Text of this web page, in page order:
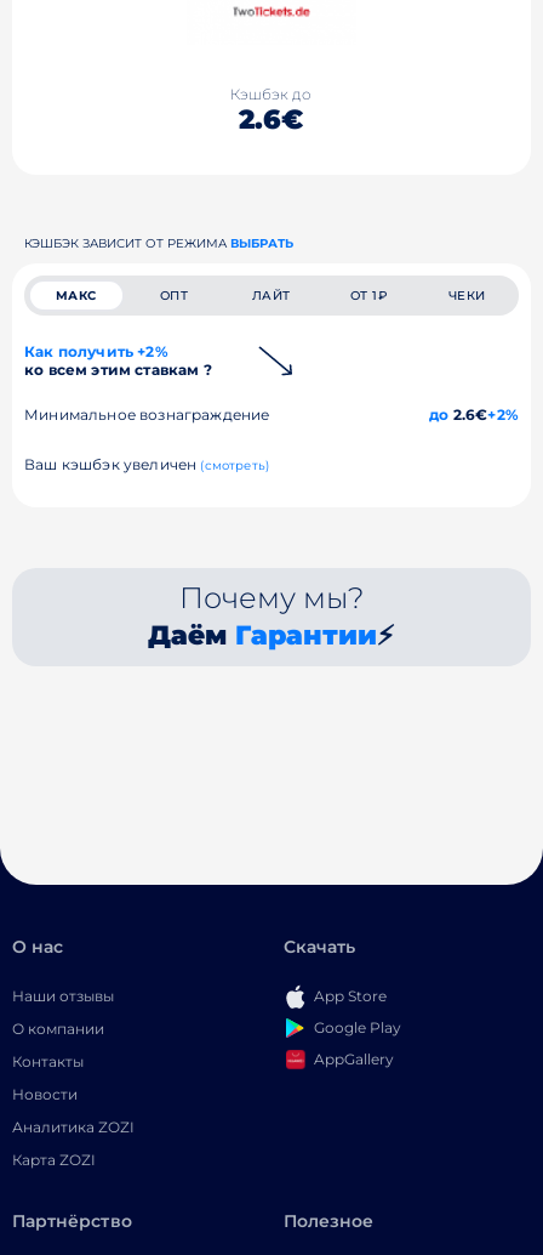
Кэшбэк до
2.6€
КЭШБЭК ЗАВИСИТ ОТ РЕЖИМА ВЫБРАТЬ
МАКС ОПТ ЛАЙТ ОТ 1₽ ЧЕКИ
Как получить +2%
ко всем этим ставкам ?
Минимальное вознаграждение до 2.6€+2%
Ваш кэшбэк увеличен (смотреть)
Почему мы?
Даём Гарантии⚡
О нас
Наши отзывы
О компании
Контакты
Новости
Аналитика ZOZI
Карта ZOZI
Скачать
App Store
Google Play
AppGallery
Партнёрство Полезное